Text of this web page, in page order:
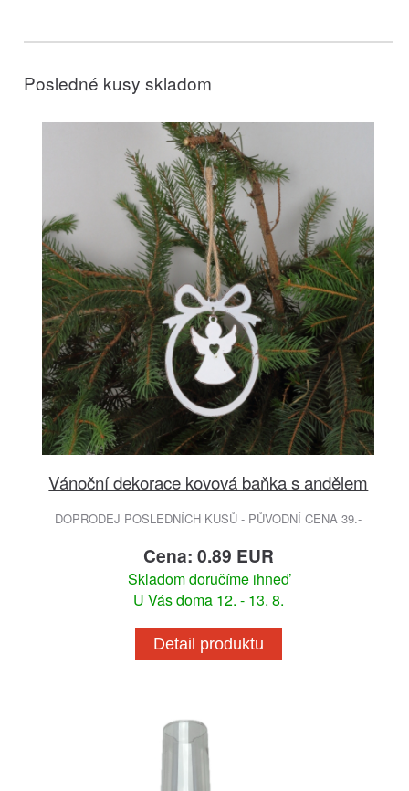
Posledné kusy skladom
Vánoční dekorace kovová baňka s andělem
DOPRODEJ POSLEDNÍCH KUSŮ - PŮVODNÍ CENA 39.-
Cena: 0.89 EUR
Skladom doručíme ihneď
U Vás doma 12. - 13. 8.
Detail produktu